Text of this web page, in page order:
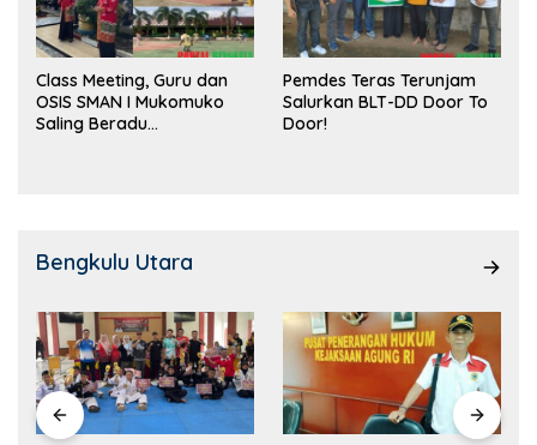
Class Meeting, Guru dan
OSIS SMAN I Mukomuko
Saling Beradu
Pemdes Teras Terunjam
Salurkan BLT-DD Door To
Door!
Bengkulu Utara